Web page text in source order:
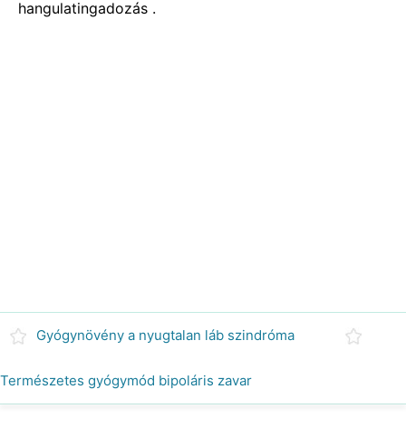
hangulatingadozás .
Gyógynövény a nyugtalan láb szindróma
Természetes gyógymód bipoláris zavar